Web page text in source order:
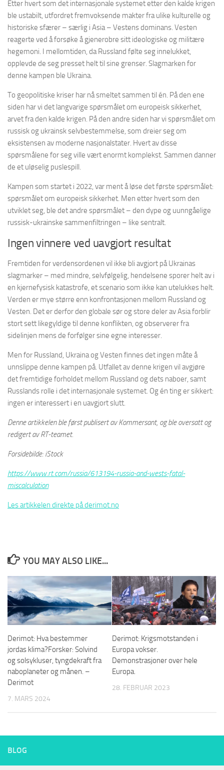
Etter hvert som det internasjonale systemet etter den kalde krigen
ble ustabilt, utfordret fremvoksende makter fra ulike kulturelle og
historiske sfærer – særlig i Asia – Vestens dominans. Vesten
reagerte ved å forsøke å gjenerobre sitt ideologiske og militære
hegemoni. I mellomtiden, da Russland følte seg innelukket,
opplevde de seg presset helt til sine grenser. Slagmarken for
denne kampen ble Ukraina.
To geopolitiske kriser har nå smeltet sammen til én. På den ene
siden har vi det langvarige spørsmålet om europeisk sikkerhet,
arvet fra den kalde krigen. På den andre siden har vi spørsmålet om
russisk og ukrainsk selvbestemmelse, som dreier seg om
eksistensen av moderne nasjonalstater. Hvert av disse
spørsmålene for seg ville vært enormt komplekst. Sammen danner
de et uløselig puslespill.
Kampen som startet i 2022, var ment å løse det første spørsmålet:
spørsmålet om europeisk sikkerhet. Men etter hvert som den
utviklet seg, ble det andre spørsmålet – den dype og uunngåelige
russisk-ukrainske sammenfiltringen – like sentralt.
Ingen vinnere ved uavgjort resultat
Fremtiden for verdensordenen vil ikke bli avgjort på Ukrainas
slagmarker – med mindre, selvfølgelig, hendelsene sporer helt av i
en kjernefysisk katastrofe, et scenario som ikke kan utelukkes helt.
Verden er mye større enn konfrontasjonen mellom Russland og
Vesten. Det er derfor den globale sør og store deler av Asia forblir
stort sett likegyldige til denne konflikten, og observerer fra
sidelinjen mens de forfølger sine egne interesser.
Men for Russland, Ukraina og Vesten finnes det ingen måte å
unnslippe denne kampen på. Utfallet av denne krigen vil avgjøre
det fremtidige forholdet mellom Russland og dets naboer, samt
Russlands rolle i det internasjonale systemet. Og én ting er sikkert:
ingen er interessert i en uavgjort slutt.
Denne artikkelen ble først publisert av Kommersant, og ble oversatt og
redigert av RT-teamet.
Forsidebilde: iStock
https://www.rt.com/russia/613194-russia-and-wests-fatal-
miscalculation
Les artikkelen direkte på derimot.no
YOU MAY ALSO LIKE...
Derimot: Hva bestemmer
jordas klima?Forsker: Solvind
og solsykluser, tyngdekraft fra
naboplaneter og månen. –
Derimot
7. MARS 2024
Derimot: Krigsmotstanden i
Europa vokser.
Demonstrasjoner over hele
Europa.
28. FEBRUAR 2023
BLOG